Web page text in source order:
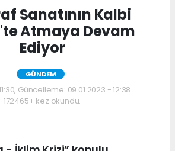
Sanatının Kalbi
Atmaya Devam
Ediyor
GÜNDEM
Güncelleme: 09.01.2023 - 12:38
172465+ kez okundu.